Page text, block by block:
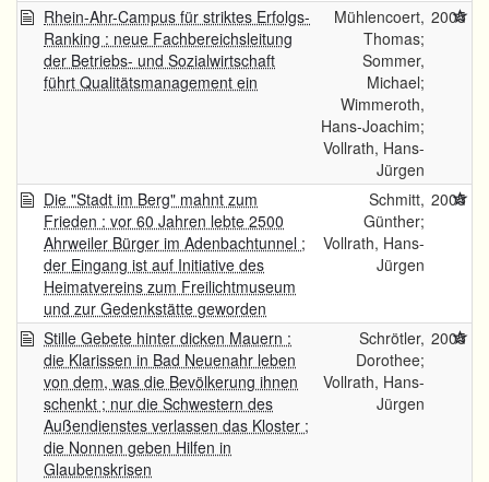
Rhein-Ahr-Campus für striktes Erfolgs-
Ranking : neue Fachbereichsleitung
der Betriebs- und Sozialwirtschaft
führt Qualitätsmanagement ein
Mühlencoert,
Thomas;
Sommer,
Michael;
Wimmeroth,
Hans-Joachim;
Vollrath, Hans-
Jürgen
2005
Die "Stadt im Berg" mahnt zum
Frieden : vor 60 Jahren lebte 2500
Ahrweiler Bürger im Adenbachtunnel ;
der Eingang ist auf Initiative des
Heimatvereins zum Freilichtmuseum
und zur Gedenkstätte geworden
Schmitt,
Günther;
Vollrath, Hans-
Jürgen
2005
Stille Gebete hinter dicken Mauern :
die Klarissen in Bad Neuenahr leben
von dem, was die Bevölkerung ihnen
schenkt ; nur die Schwestern des
Außendienstes verlassen das Kloster ;
die Nonnen geben Hilfen in
Glaubenskrisen
Schrötler,
Dorothee;
Vollrath, Hans-
Jürgen
2005